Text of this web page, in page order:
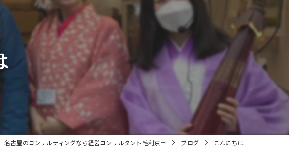
名古屋のコンサルティングなら経営コンサルタント毛利京申 ブログ こんにちは